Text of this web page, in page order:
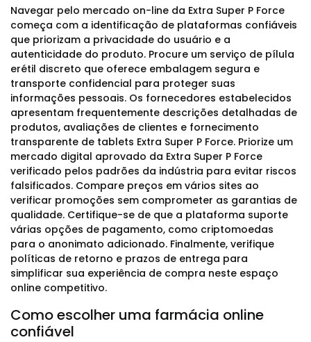
Navegar pelo mercado on-line da Extra Super P Force
começa com a identificação de plataformas confiáveis
que priorizam a privacidade do usuário e a
autenticidade do produto. Procure um serviço de pílula
erétil discreto que oferece embalagem segura e
transporte confidencial para proteger suas
informações pessoais. Os fornecedores estabelecidos
apresentam frequentemente descrições detalhadas de
produtos, avaliações de clientes e fornecimento
transparente de tablets Extra Super P Force. Priorize um
mercado digital aprovado da Extra Super P Force
verificado pelos padrões da indústria para evitar riscos
falsificados. Compare preços em vários sites ao
verificar promoções sem comprometer as garantias de
qualidade. Certifique-se de que a plataforma suporte
várias opções de pagamento, como criptomoedas
para o anonimato adicionado. Finalmente, verifique
políticas de retorno e prazos de entrega para
simplificar sua experiência de compra neste espaço
online competitivo.
Como escolher uma farmácia online
confiável